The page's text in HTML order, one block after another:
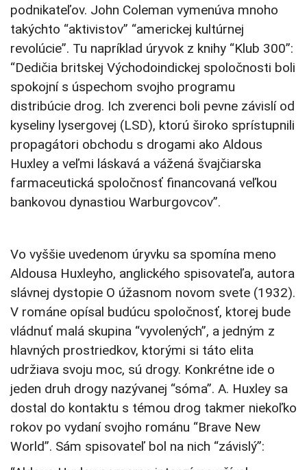
podnikateľov. John Coleman vymenúva mnoho
takýchto “aktivistov” “americkej kultúrnej
revolúcie”. Tu napríklad úryvok z knihy “Klub 300”:
“Dedičia britskej Východoindickej spoločnosti boli
spokojní s úspechom svojho programu
distribúcie drog. Ich zverenci boli pevne závislí od
kyseliny lysergovej (LSD), ktorú široko sprístupnili
propagátori obchodu s drogami ako Aldous
Huxley a veľmi láskavá a vážená švajčiarska
farmaceutická spoločnosť financovaná veľkou
bankovou dynastiou Warburgovcov”.
Vo vyššie uvedenom úryvku sa spomína meno
Aldousa Huxleyho, anglického spisovateľa, autora
slávnej dystopie O úžasnom novom svete (1932).
V románe opísal budúcu spoločnosť, ktorej bude
vládnuť malá skupina “vyvolených”, a jedným z
hlavných prostriedkov, ktorými si táto elita
udržiava svoju moc, sú drogy. Konkrétne ide o
jeden druh drogy nazývanej “sóma”. A. Huxley sa
dostal do kontaktu s témou drog takmer niekoľko
rokov po vydaní svojho románu “Brave New
World”. Sám spisovateľ bol na nich “závislý”: